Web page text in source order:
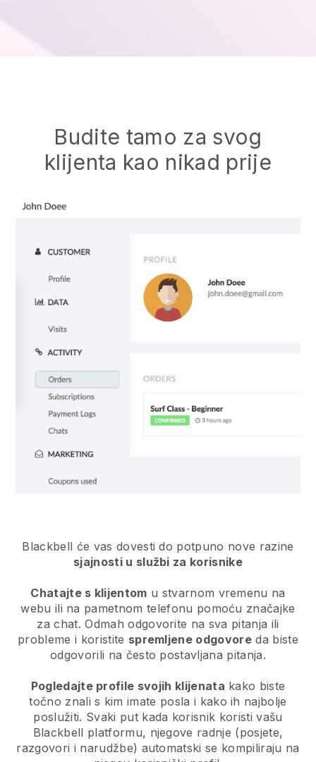
Budite tamo za svog
klijenta kao nikad prije
Blackbell će vas dovesti do potpuno nove razine
sjajnosti u službi za korisnike
Chatajte s klijentom u stvarnom vremenu na
webu ili na pametnom telefonu pomoću značajke
za chat. Odmah odgovorite na sva pitanja ili
probleme i koristite spremljene odgovoreda biste
odgovorili na često postavljana pitanja.
Pogledajte profile svojih klijenata kako biste
točno znali s kim imate posla i kako ih najbolje
poslužiti. Svaki put kada korisnik koristi vašu
Blackbell platformu, njegove radnje (posjete,
razgovori i narudžbe) automatski se kompiliraju na